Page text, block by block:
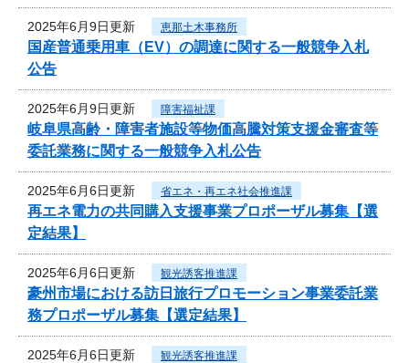
2025年6月9日更新 恵那土木事務所
国産普通乗用車（EV）の調達に関する一般競争入札
公告
2025年6月9日更新 障害福祉課
岐阜県高齢・障害者施設等物価高騰対策支援金審査等
委託業務に関する一般競争入札公告
2025年6月6日更新 省エネ・再エネ社会推進課
再エネ電力の共同購入支援事業プロポーザル募集【選
定結果】
2025年6月6日更新 観光誘客推進課
豪州市場における訪日旅行プロモーション事業委託業
務プロポーザル募集【選定結果】
2025年6月6日更新 観光誘客推進課